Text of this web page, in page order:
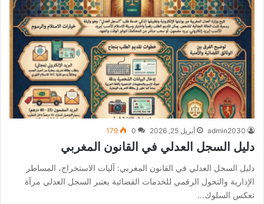
admin2030 أبريل 25, 2026 0
179
دليل السجل العدلي في القانون المغربي
دليل السجل العدلي في القانون المغربي: آليات الاستخراج، المساطر
الإدارية والتحول الرقمي للخدمات القضائية يعتبر السجل العدلي مرآة
تعكس السلوك…